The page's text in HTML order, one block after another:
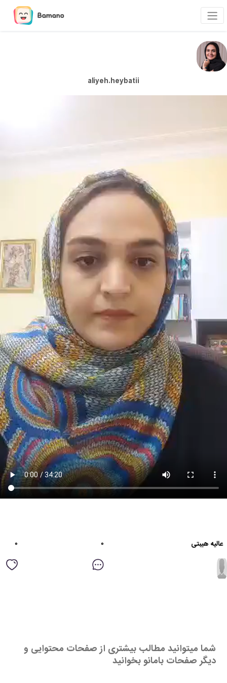
aliyeh.heybatii
عالیه هیبتی ۰ ۰
شما میتوانید مطالب بیشتری از صفحات محتوایی و
دیگر صفحات بامانو بخوانید